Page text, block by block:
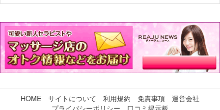
HOME サイトについて 利用規約 免責事項
運営会社